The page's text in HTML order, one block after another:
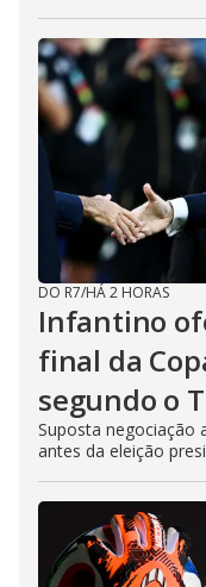
DO R7/HÁ 2 HORAS
Infantino
final da
segundo o
Suposta negociação
antes da eleição